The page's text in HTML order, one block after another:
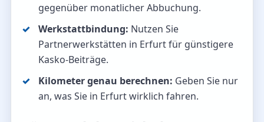
gegenüber monatlicher Abbuchung.
Werkstattbindung: Nutzen Sie
Partnerwerkstätten in Erfurt für günstigere
Kasko-Beiträge.
Kilometer genau berechnen: Geben Sie nur
an, was Sie in Erfurt wirklich fahren.